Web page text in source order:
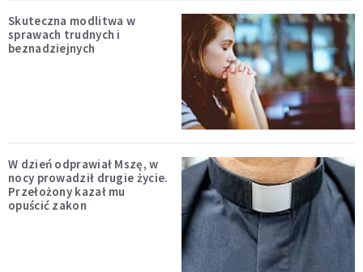
Skuteczna modlitwa w
sprawach trudnych i
beznadziejnych
W dzień odprawiał Mszę, w
nocy prowadził drugie życie.
Przełożony kazał mu
opuścić zakon